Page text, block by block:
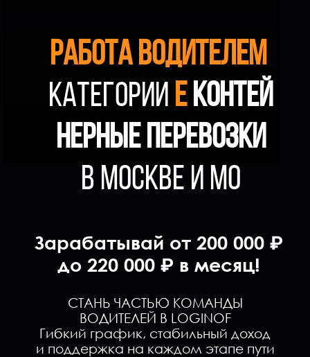
Работа водителем
КАТЕГОРИИ Е КОНТЕЙ
НЕРНЫЕ ПЕРЕВОЗКИ
в Москве и МО
Зарабатывай от 200 000 ₽
до 220 000 ₽ в месяц!
СТАНЬ ЧАСТЬЮ КОМАНДЫ
ВОДИТЕЛЕЙ В LOGINOF
Гибкий график, стабильный доход
и поддержка на каждом этапе пути